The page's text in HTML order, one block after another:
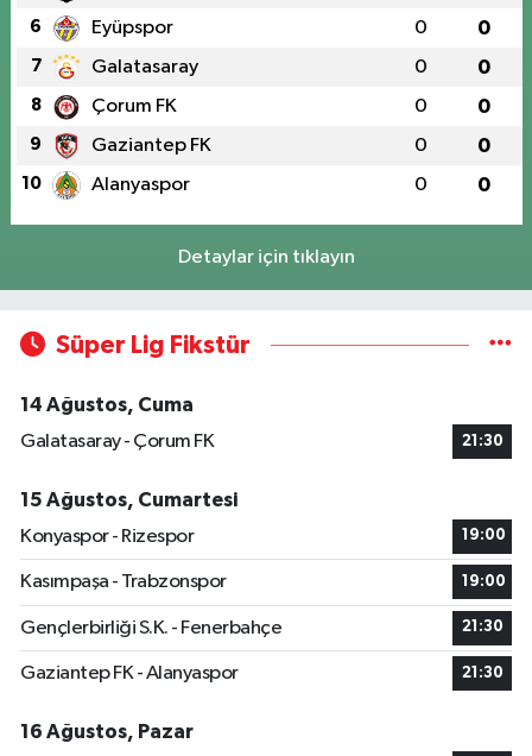
6 Eyüpspor 0 0
7 Galatasaray 0 0
8 Çorum FK 0 0
9 Gaziantep FK 0 0
10 Alanyaspor 0 0
Detaylar için tıklayın
Süper Lig Fikstür
14 Ağustos, Cuma
Galatasaray - Çorum FK
21:30
15 Ağustos, Cumartesi
Konyaspor - Rizespor
19:00
Kasımpaşa - Trabzonspor 19:00
Gençlerbirliği S.K. - Fenerbahçe 21:30
Gaziantep FK - Alanyaspor 21:30
16 Ağustos, Pazar